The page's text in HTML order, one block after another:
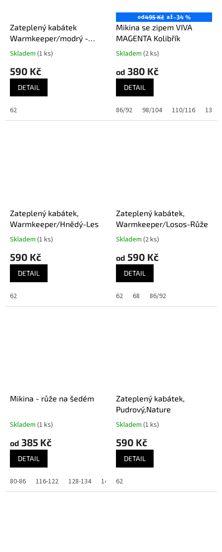
Zateplený kabátek
Warmkeeper/modrý -
Vláčky
Skladem (1 ks)
590 Kč
DETAIL
62
od495 Kč až–34 %
Mikina se zipem VIVA
MAGENTA Kolibřík
Skladem (2 ks)
od 380 Kč
DETAIL
86/92 98/104 110/116 134/
Zateplený kabátek,
Warmkeeper/Hnědý-Les
Skladem (1 ks)
590 Kč
DETAIL
62
Zateplený kabátek,
Warmkeeper/Losos-Růže
Skladem (2 ks)
od 590 Kč
DETAIL
62 68 86/92
Mikina - růže na šedém
Skladem (1 ks)
od 385 Kč
DETAIL
80-86 116-122 128-134 140-146
Zateplený kabátek,
Pudrový,Nature
Skladem (1 ks)
590 Kč
DETAIL
62